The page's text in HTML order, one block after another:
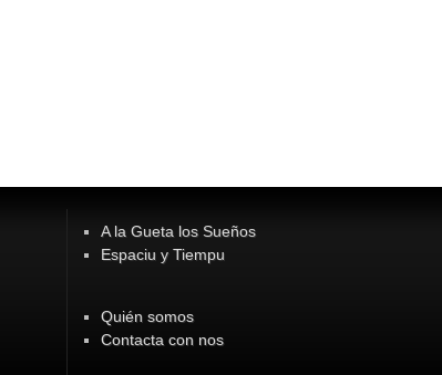
A la Gueta los Sueños
Espaciu y Tiempu
Quién somos
Contacta con nos